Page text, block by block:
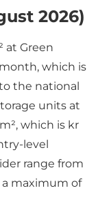
2026)
at Green
which is
the national
units at
which is kr
level
range from
maximum of